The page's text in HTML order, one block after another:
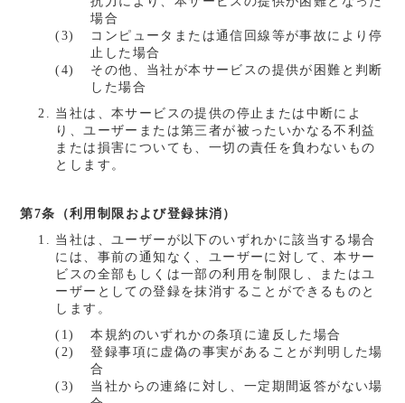
場合
コンピュータまたは通信回線等が事故により停
止した場合
その他、当社が本サービスの提供が困難と判断
した場合
当社は、本サービスの提供の停止または中断によ
り、ユーザーまたは第三者が被ったいかなる不利益
または損害についても、一切の責任を負わないもの
とします。
第7条（利用制限および登録抹消）
当社は、ユーザーが以下のいずれかに該当する場合
には、事前の通知なく、ユーザーに対して、本サー
ビスの全部もしくは一部の利用を制限し、またはユ
ーザーとしての登録を抹消することができるものと
します。
本規約のいずれかの条項に違反した場合
登録事項に虚偽の事実があることが判明した場
合
当社からの連絡に対し、一定期間返答がない場